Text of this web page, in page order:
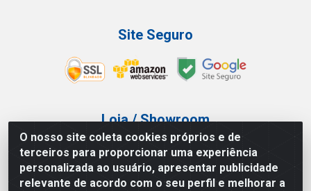
O nosso site coleta cookies próprios e de
terceiros para proporcionar uma experiência
personalizada ao usuário, apresentar publicidade
relevante de acordo com o seu perfil e melhorar a
Site Seguro
Loja / Showroom
Tel.: (11) 3227-0546
Av Vautier, 587/597 - Pari - São Paulo/SP